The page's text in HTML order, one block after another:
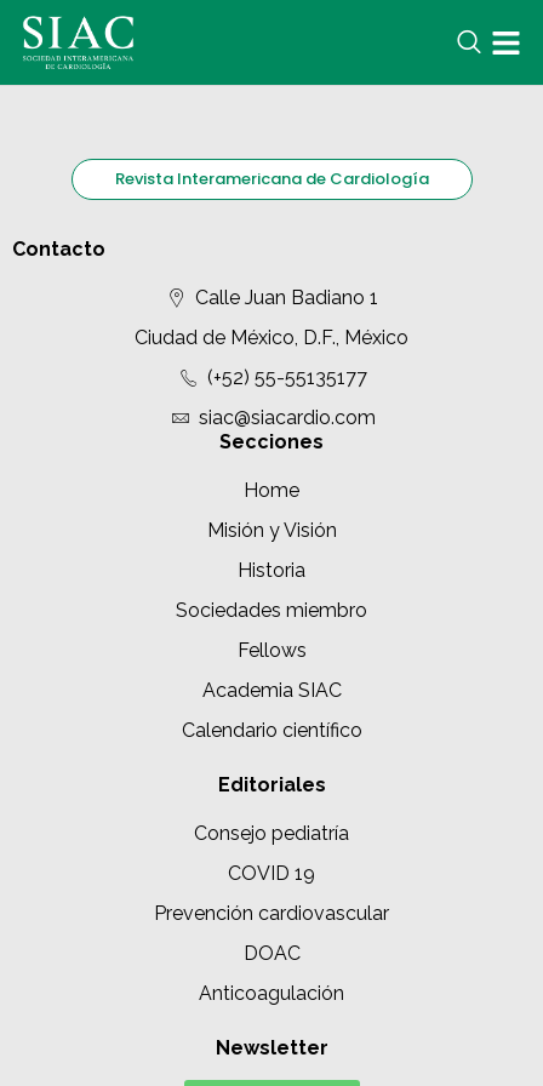
Revista Interamericana de Cardiología
Contacto
Calle Juan Badiano 1
Ciudad de México, D.F., México
(+52) 55-55135177
siac@siacardio.com
Secciones
Home
Misión y Visión
Historia
Sociedades miembro
Fellows
Academia SIAC
Calendario científico
Editoriales
Consejo pediatría
COVID 19
Prevención cardiovascular
DOAC
Anticoagulación
Newsletter